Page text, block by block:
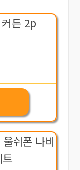
튼 2p
쉬폰 나비